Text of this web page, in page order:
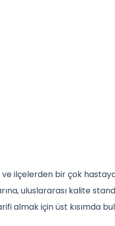
ilçelerden bir çok
uluslararası kalite
almak için üst kısımda